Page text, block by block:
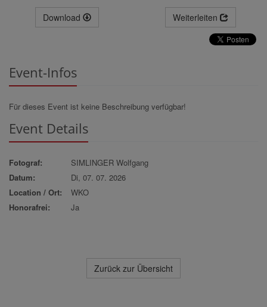
Download Weiterleiten
Event-Infos
Für dieses Event ist keine Beschreibung verfügbar!
Event Details
Fotograf:
SIMLINGER Wolfgang
Datum:
Di, 07. 07. 2026
Location / Ort:
WKO
Honorafrei:
Ja
Zurück zur Übersicht